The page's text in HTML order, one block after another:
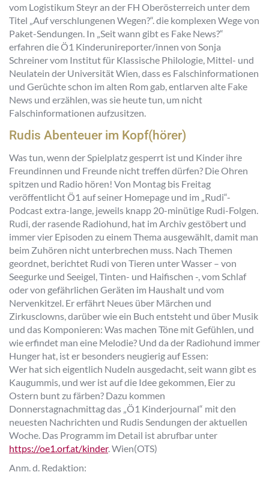
vom Logistikum Steyr an der FH Oberösterreich unter dem
Titel „Auf verschlungenen Wegen?“. die komplexen Wege von
Paket-Sendungen. In „Seit wann gibt es Fake News?“
erfahren die Ö1 Kinderunireporter/innen von Sonja
Schreiner vom Institut für Klassische Philologie, Mittel- und
Neulatein der Universität Wien, dass es Falschinformationen
und Gerüchte schon im alten Rom gab, entlarven alte Fake
News und erzählen, was sie heute tun, um nicht
Falschinformationen aufzusitzen.
Rudis Abenteuer im Kopf(hörer)
Was tun, wenn der Spielplatz gesperrt ist und Kinder ihre
Freundinnen und Freunde nicht treffen dürfen? Die Ohren
spitzen und Radio hören! Von Montag bis Freitag
veröffentlicht Ö1 auf seiner Homepage und im „Rudi“-
Podcast extra-lange, jeweils knapp 20-minütige Rudi-Folgen.
Rudi, der rasende Radiohund, hat im Archiv gestöbert und
immer vier Episoden zu einem Thema ausgewählt, damit man
beim Zuhören nicht unterbrechen muss. Nach Themen
geordnet, berichtet Rudi von Tieren unter Wasser – von
Seegurke und Seeigel, Tinten- und Haifischen -, vom Schlaf
oder von gefährlichen Geräten im Haushalt und vom
Nervenkitzel. Er erfährt Neues über Märchen und
Zirkusclowns, darüber wie ein Buch entsteht und über Musik
und das Komponieren: Was machen Töne mit Gefühlen, und
wie erfindet man eine Melodie? Und da der Radiohund immer
Hunger hat, ist er besonders neugierig auf Essen:
Wer hat sich eigentlich Nudeln ausgedacht, seit wann gibt es
Kaugummis, und wer ist auf die Idee gekommen, Eier zu
Ostern bunt zu färben? Dazu kommen
Donnerstagnachmittag das „Ö1 Kinderjournal“ mit den
neuesten Nachrichten und Rudis Sendungen der aktuellen
Woche. Das Programm im Detail ist abrufbar unter
https://oe1.orf.at/kinder. Wien(OTS)
Anm. d. Redaktion: